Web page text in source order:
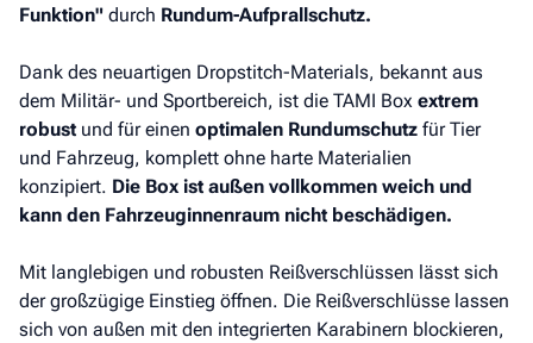
Funktion" durch Rundum-Aufprallschutz.
Dank des neuartigen Dropstitch-Materials, bekannt aus
dem Militär- und Sportbereich, ist die TAMI Box extrem
robust und für einen optimalen Rundumschutz für Tier
und Fahrzeug, komplett ohne harte Materialien
konzipiert. Die Box ist außen vollkommen weich und
kann den Fahrzeuginnenraum nicht beschädigen.
Mit langlebigen und robusten Reißverschlüssen lässt sich
der großzügige Einstieg öffnen. Die Reißverschlüsse lassen
sich von außen mit den integrierten Karabinern blockieren,